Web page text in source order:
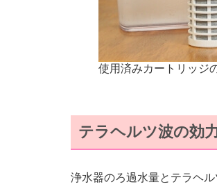
使用済みカートリッジ
テラヘルツ波の効
浄水器のろ過水量とテラヘ